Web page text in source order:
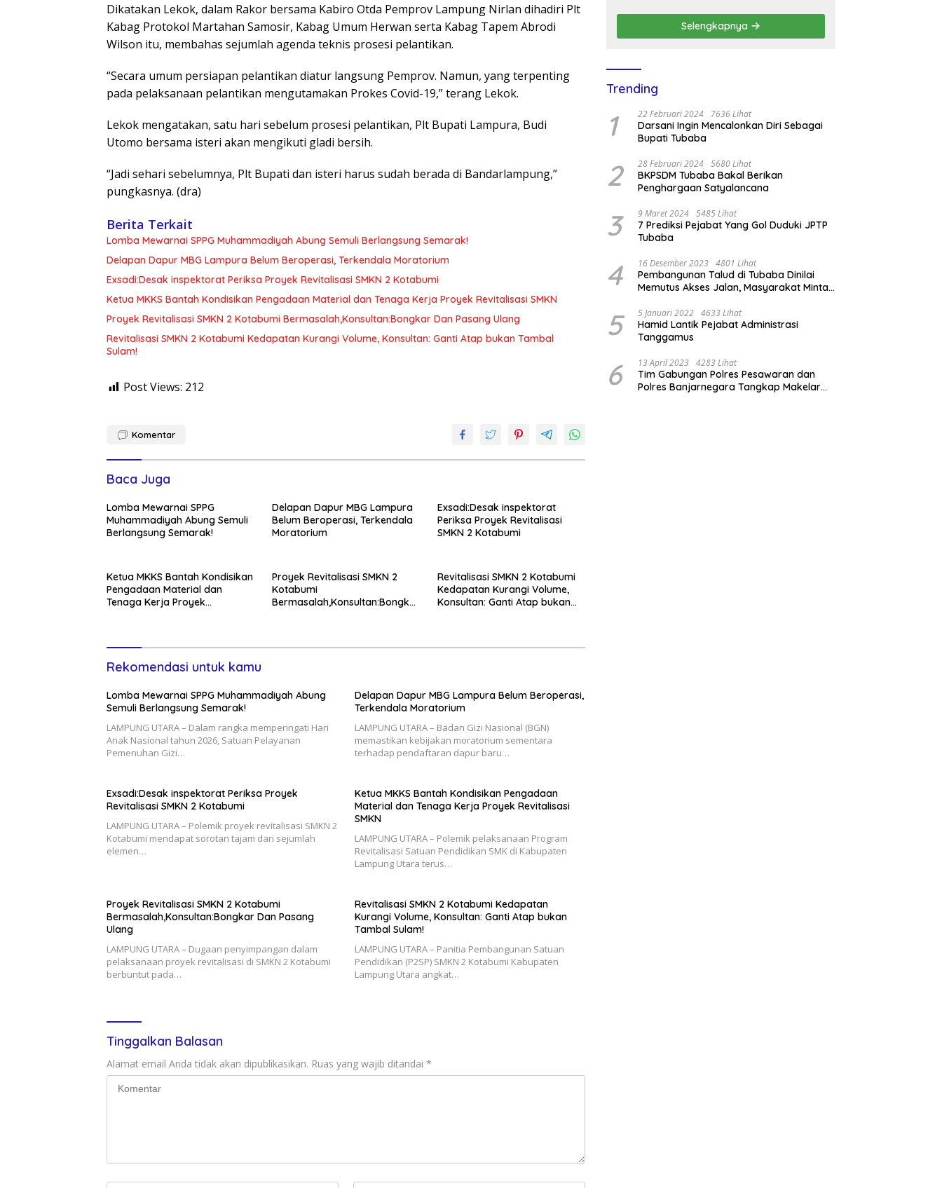
Dikatakan Lekok, dalam Rakor bersama Kabiro Otda Pemprov Lampung Nirlan dihadiri Plt
Kabag Protokol Martahan Samosir, Kabag Umum Herwan serta Kabag Tapem Abrodi
Wilson itu, membahas sejumlah agenda teknis prosesi pelantikan.
“Secara umum persiapan pelantikan diatur langsung Pemprov. Namun, yang terpenting
pada pelaksanaan pelantikan mengutamakan Prokes Covid-19,” terang Lekok.
Lekok mengatakan, satu hari sebelum prosesi pelantikan, Plt Bupati Lampura, Budi
Utomo bersama isteri akan mengikuti gladi bersih.
“Jadi sehari sebelumnya, Plt Bupati dan isteri harus sudah berada di Bandarlampung,”
pungkasnya. (dra)
Berita Terkait
Lomba Mewarnai SPPG Muhammadiyah Abung Semuli Berlangsung Semarak!
Delapan Dapur MBG Lampura Belum Beroperasi, Terkendala Moratorium
Exsadi:Desak inspektorat Periksa Proyek Revitalisasi SMKN 2 Kotabumi
Ketua MKKS Bantah Kondisikan Pengadaan Material dan Tenaga Kerja Proyek Revitalisasi SMKN
Proyek Revitalisasi SMKN 2 Kotabumi Bermasalah,Konsultan:Bongkar Dan Pasang Ulang
Revitalisasi SMKN 2 Kotabumi Kedapatan Kurangi Volume, Konsultan: Ganti Atap bukan Tambal
Sulam!
Post Views: 212
Komentar
Baca Juga
Lomba Mewarnai SPPG
Muhammadiyah Abung Semuli
Berlangsung Semarak!
Delapan Dapur MBG Lampura
Belum Beroperasi, Terkendala
Moratorium
Exsadi:Desak inspektorat
Periksa Proyek Revitalisasi
SMKN 2 Kotabumi
Ketua MKKS Bantah Kondisikan
Pengadaan Material dan
Tenaga Kerja Proyek
Proyek Revitalisasi SMKN 2
Kotabumi
Bermasalah,Konsultan:Bongkar
Revitalisasi SMKN 2 Kotabumi
Kedapatan Kurangi Volume,
Konsultan: Ganti Atap bukan
Rekomendasi untuk kamu
Lomba Mewarnai SPPG Muhammadiyah Abung
Semuli Berlangsung Semarak!
LAMPUNG UTARA – Dalam rangka memperingati Hari
Anak Nasional tahun 2026, Satuan Pelayanan
Pemenuhan Gizi…
Delapan Dapur MBG Lampura Belum Beroperasi,
Terkendala Moratorium
LAMPUNG UTARA – Badan Gizi Nasional (BGN)
memastikan kebijakan moratorium sementara
terhadap pendaftaran dapur baru…
Exsadi:Desak inspektorat Periksa Proyek
Revitalisasi SMKN 2 Kotabumi
LAMPUNG UTARA – Polemik proyek revitalisasi SMKN 2
Kotabumi mendapat sorotan tajam dari sejumlah
elemen…
Ketua MKKS Bantah Kondisikan Pengadaan
Material dan Tenaga Kerja Proyek Revitalisasi
SMKN
LAMPUNG UTARA – Polemik pelaksanaan Program
Revitalisasi Satuan Pendidikan SMK di Kabupaten
Lampung Utara terus…
Proyek Revitalisasi SMKN 2 Kotabumi
Bermasalah,Konsultan:Bongkar Dan Pasang
Ulang
LAMPUNG UTARA – Dugaan penyimpangan dalam
pelaksanaan proyek revitalisasi di SMKN 2 Kotabumi
berbuntut pada…
Revitalisasi SMKN 2 Kotabumi Kedapatan
Kurangi Volume, Konsultan: Ganti Atap bukan
Tambal Sulam!
LAMPUNG UTARA – Panitia Pembangunan Satuan
Pendidikan (P2SP) SMKN 2 Kotabumi Kabupaten
Lampung Utara angkat…
Tinggalkan Balasan
Alamat email Anda tidak akan dipublikasikan. Ruas yang wajib ditandai *
Selengkapnya
Trending
1 22 Februari 2024 7636 Lihat
Darsani Ingin Mencalonkan Diri Sebagai
Bupati Tubaba
2 28 Februari 2024 5680 Lihat
BKPSDM Tubaba Bakal Berikan
Penghargaan Satyalancana
3 9 Maret 2024 5485 Lihat
7 Prediksi Pejabat Yang Gol Duduki JPTP
Tubaba
4 16 Desember 2023 4801 Lihat
Pembangunan Talud di Tubaba Dinilai
Memutus Akses Jalan, Masyarakat Minta
5 5 Januari 2022 4633 Lihat
Hamid Lantik Pejabat Administrasi
Tanggamus
6 13 April 2023 4283 Lihat
Tim Gabungan Polres Pesawaran dan
Polres Banjarnegara Tangkap Makelar